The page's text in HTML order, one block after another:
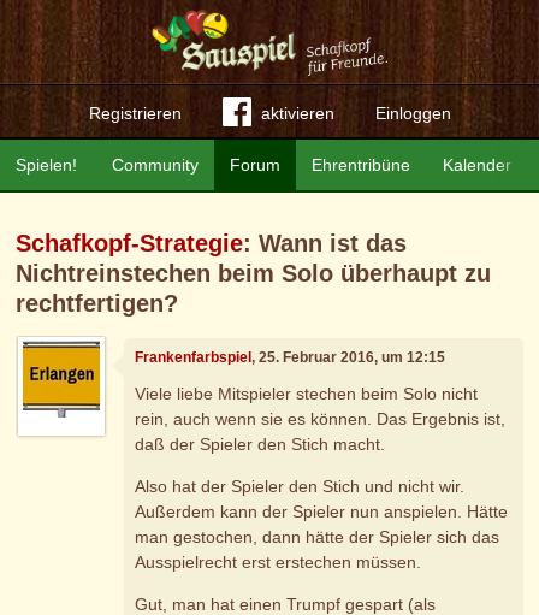
Registrieren aktivieren Einloggen
Community Forum Ehrentribüne Kalender
Spielen!
Schafkopf-Strategie: Wann ist das
Nichtreinstechen beim Solo überhaupt zu
rechtfertigen?
Frankenfarbspiel, 25. Februar 2016, um 12:15
Viele liebe Mitspieler stechen beim Solo nicht
rein, auch wenn sie es können. Das Ergebnis ist,
daß der Spieler den Stich macht.
Also hat der Spieler den Stich und nicht wir.
Außerdem kann der Spieler nun anspielen. Hätte
man gestochen, dann hätte der Spieler sich das
Ausspielrecht erst erstechen müssen.
Gut, man hat einen Trumpf gespart (als